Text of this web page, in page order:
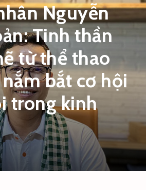
Nguyễn
Tinh thần
từ thể thao
bắt cơ hội
trong kinh